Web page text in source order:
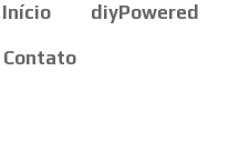
Início diyPowered
Contato